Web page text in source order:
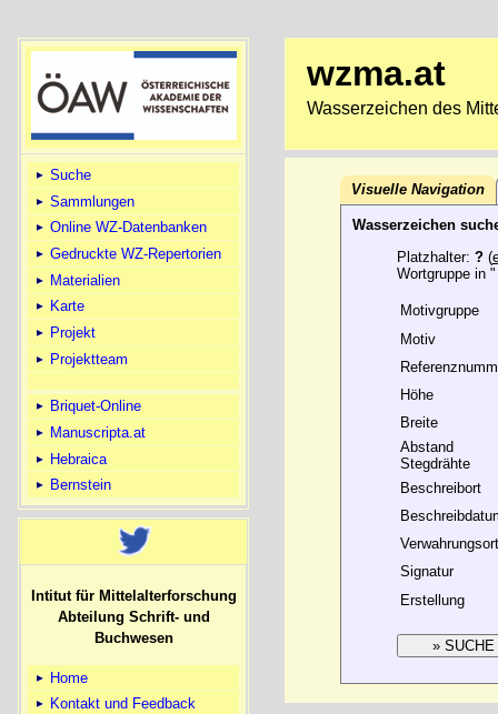
Suche
Sammlungen
Online WZ-Datenbanken
Gedruckte WZ-Repertorien
Materialien
Karte
Projekt
Projektteam
Briquet-Online
Manuscripta.at
Hebraica
Bernstein
Intitut für Mittelalterforschung
Abteilung Schrift- und
Buchwesen
Home
Kontakt und Feedback
wzma.at
Wasserzeichen des
Visuelle Navigation
Wasserzeichen
Platzhalter: ?(
Wortgruppe in
Motivgruppe
Motiv
Höhe
Breite
Abstand
Stegdrähte
Beschreibort
Verwahrungsort
Signatur
Erstellung